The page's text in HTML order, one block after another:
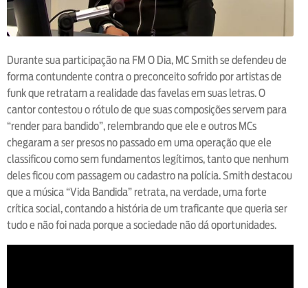
Durante sua participação na FM O Dia, MC Smith se defendeu de
forma contundente contra o preconceito sofrido por artistas de
funk que retratam a realidade das favelas em suas letras. O
cantor contestou o rótulo de que suas composições servem para
“render para bandido”, relembrando que ele e outros MCs
chegaram a ser presos no passado em uma operação que ele
classificou como sem fundamentos legítimos, tanto que nenhum
deles ficou com passagem ou cadastro na polícia. Smith destacou
que a música “Vida Bandida” retrata, na verdade, uma forte
crítica social, contando a história de um traficante que queria ser
tudo e não foi nada porque a sociedade não dá oportunidades.